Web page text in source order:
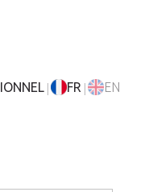
| FR | EN